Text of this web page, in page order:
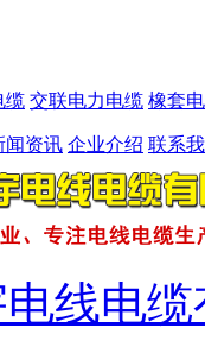
缆 交联电力电缆 橡套
闻资讯 企业介绍 联系
线电